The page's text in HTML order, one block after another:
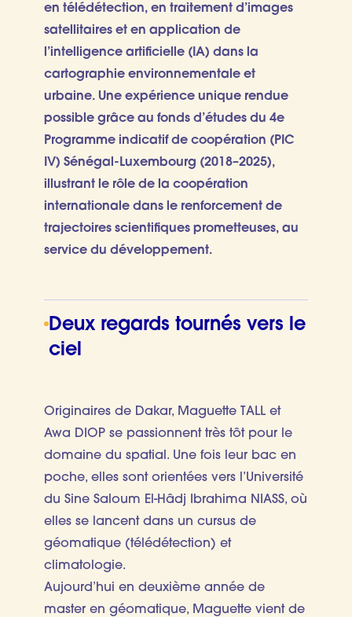
en télédétection, en traitement d’images
satellitaires et en application de
l’intelligence artificielle (IA) dans la
cartographie environnementale et
urbaine. Une expérience unique rendue
possible grâce au fonds d’études du 4e
Programme indicatif de coopération (PIC
IV) Sénégal-Luxembourg (2018–2025),
illustrant le rôle de la coopération
internationale dans le renforcement de
trajectoires scientifiques prometteuses, au
service du développement.
Deux regards tournés vers le
ciel
Originaires de Dakar, Maguette TALL et
Awa DIOP se passionnent très tôt pour le
domaine du spatial. Une fois leur bac en
poche, elles sont orientées vers l’Université
du Sine Saloum El-Hâdj Ibrahima NIASS, où
elles se lancent dans un cursus de
géomatique (télédétection) et
climatologie.
Aujourd’hui en deuxième année de
master en géomatique, Maguette vient de